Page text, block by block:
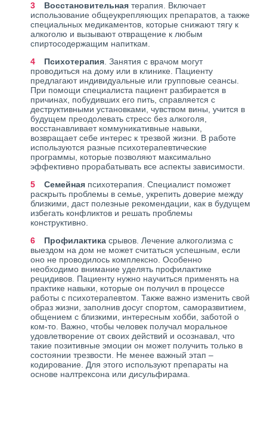
Восстановительная терапия. Включает
использование общеукрепляющих препаратов, а также
специальных медикаментов, которые снижают тягу к
алкоголю и вызывают отвращение к любым
спиртосодержащим напиткам.
Психотерапия . Занятия с врачом могут
проводиться на дому или в клинике. Пациенту
предлагают индивидуальные или групповые сеансы.
При помощи специалиста пациент разбирается в
причинах, побудивших его пить, справляется с
деструктивными установками, чувством вины, учится в
будущем преодолевать стресс без алкоголя,
восстанавливает коммуникативные навыки,
возвращает себе интерес к трезвой жизни. В работе
используются разные психотерапевтические
программы, которые позволяют максимально
эффективно прорабатывать все аспекты зависимости.
Семейная психотерапия. Специалист поможет
раскрыть проблемы в семье, укрепить доверие между
близкими, даст полезные рекомендации, как в будущем
избегать конфликтов и решать проблемы
конструктивно.
Профилактика срывов. Лечение алкоголизма с
выездом на дом не может считаться успешным, если
оно не проводилось комплексно. Особенно
необходимо внимание уделять профилактике
рецидивов. Пациенту нужно научиться применять на
практике навыки, которые он получил в процессе
работы с психотерапевтом. Также важно изменить свой
образ жизни, заполнив досуг спортом, саморазвитием,
общением с близкими, интересным хобби, заботой о
ком-то. Важно, чтобы человек получал моральное
удовлетворение от своих действий и осознавал, что
такие позитивные эмоции он может получить только в
состоянии трезвости. Не менее важный этап –
кодирование. Для этого используют препараты на
основе налтрексона или дисульфирама.